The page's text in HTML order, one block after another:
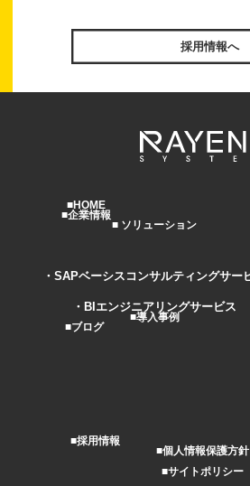
採用情報へ
HOME
企業情報
ソリューション
SAPベーシスコンサルティングサー
BIエンジニアリングサービス
導入事例
ブログ
採用情報
個人情報保護方針
サイトポリシー